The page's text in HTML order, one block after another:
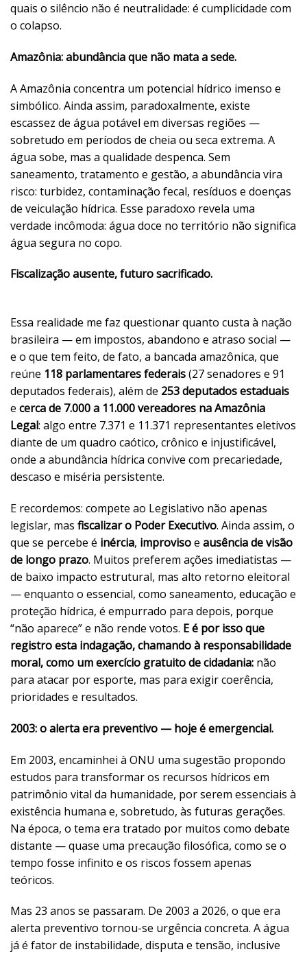
quais o silêncio não é neutralidade: é cumplicidade com
o colapso.
Amazônia: abundância que não mata a sede.
A Amazônia concentra um potencial hídrico imenso e
simbólico. Ainda assim, paradoxalmente, existe
escassez de água potável em diversas regiões —
sobretudo em períodos de cheia ou seca extrema. A
água sobe, mas a qualidade despenca. Sem
saneamento, tratamento e gestão, a abundância vira
risco: turbidez, contaminação fecal, resíduos e doenças
de veiculação hídrica. Esse paradoxo revela uma
verdade incômoda: água doce no território não significa
água segura no copo.
Fiscalização ausente, futuro sacrificado.
Essa realidade me faz questionar quanto custa à nação
brasileira — em impostos, abandono e atraso social —
e o que tem feito, de fato, a bancada amazônica, que
reúne 118 parlamentares federais(27 senadores e 91
deputados federais), além de 253 deputados estaduais
e cerca de 7.000 a 11.000 vereadores na Amazônia
Legal: algo entre 7.371 e 11.371 representantes eletivos
diante de um quadro caótico, crônico e injustificável,
onde a abundância hídrica convive com precariedade,
descaso e miséria persistente.
E recordemos: compete ao Legislativo não apenas
legislar, mas fiscalizar o Poder Executivo. Ainda assim, o
que se percebe é inércia, improvisoe ausência de visão
de longo prazo. Muitos preferem ações imediatistas —
de baixo impacto estrutural, mas alto retorno eleitoral
— enquanto o essencial, como saneamento, educação e
proteção hídrica, é empurrado para depois, porque
“não aparece” e não rende votos. E é por isso que
registro esta indagação, chamando à responsabilidade
moral, como um exercício gratuito de cidadania: não
para atacar por esporte, mas para exigir coerência,
prioridades e resultados.
2003: o alerta era preventivo — hoje é emergencial.
Em 2003, encaminhei à ONU uma sugestão propondo
estudos para transformar os recursos hídricos em
patrimônio vital da humanidade, por serem essenciais à
existência humana e, sobretudo, às futuras gerações.
Na época, o tema era tratado por muitos como debate
distante — quase uma precaução filosófica, como se o
tempo fosse infinito e os riscos fossem apenas
teóricos.
Mas 23 anos se passaram. De 2003 a 2026, o que era
alerta preventivo tornou-se urgência concreta. A água
já é fator de instabilidade, disputa e tensão, inclusive